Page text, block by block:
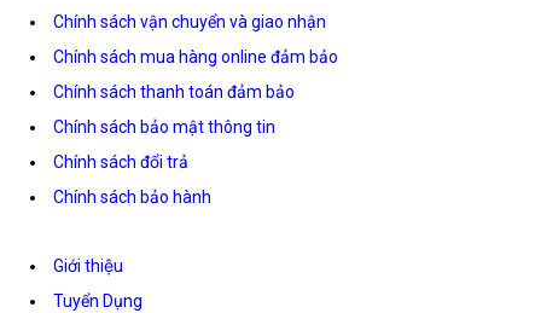
Chính sách vận chuyển và giao nhận
Chính sách mua hàng online đảm bảo
Chính sách thanh toán đảm bảo
Chính sách bảo mật thông tin
Chính sách đổi trả
Chính sách bảo hành
Giới thiệu
Tuyển Dụng